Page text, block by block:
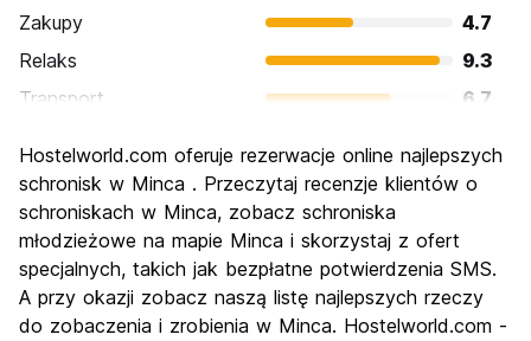
Zakupy
4.7
Relaks
9.3
Transport
6.7
Kultura
6.7
Imprezy
Najlepsza wartość
Hostelworld.com oferuje rezerwacje online najlepszych
schronisk w Minca . Przeczytaj recenzje klientów o
schroniskach w Minca, zobacz schroniska
młodzieżowe na mapie Minca i skorzystaj z ofert
specjalnych, takich jak bezpłatne potwierdzenia SMS.
A przy okazji zobacz naszą listę najlepszych rzeczy
do zobaczenia i zrobienia w Minca. Hostelworld.com -